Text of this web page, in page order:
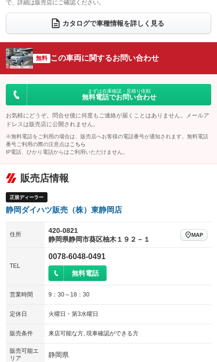
ウォークスルー
：装備なし
電動リアゲート フロントカメラ
：装備なし
：装備なし ：装備なし
サイドカメラ
：装備なし ルーフレール
：装備なし
：装備なし
：装備なし
で、詳細は販売店にご確認ください。
カタログで車種情報を詳しく見る
無料 この車両に関するお問い合わせ
まずは在庫確認・見積り依頼
無料電話でお問い合わせ
お気軽にどうぞ。問合せ後に何度もご連絡が届くことはありません。メールア
ドレスは販売店に公開されません。
※無料電話をご利用の場合は、販売店へお客様の電話番号が通知されます。無料電話
番号ご利用の際の注意点は こちら
IP電話、ひかり電話からはご利用いただけません。
販売店情報
正規ディーラー
静岡ダイハツ販売（株）東静岡店
住所
420-0821
静岡県静岡市葵区柚木１９２－１
MAP
TEL
0078-6048-0491
無料電話
営業時間 9：30～18：30
定休日 火曜日・第3水曜日
販売条件 来店可能な方, 現車確認ができる方
販売可能エ
リア
静岡県